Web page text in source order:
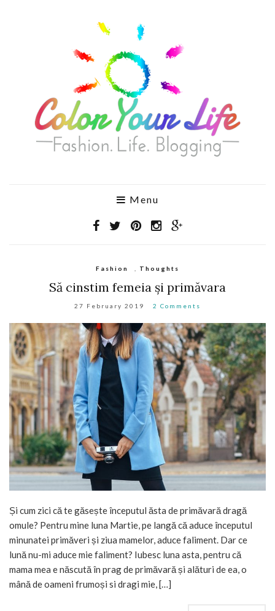
Menu
Fashion Thoughts
Să cinstim femeia și primăvara
27 February 2019 2 Comments
Și cum zici că te găsește începutul ăsta de primăvară dragă
omule? Pentru mine luna Martie, pe langă că aduce începutul
minunatei primăveri și ziua mamelor, aduce faliment. Dar ce
lună nu-mi aduce mie faliment? Iubesc luna asta, pentru că
mama mea e născută în prag de primăvară și alături de ea, o
mână de oameni frumoși si dragi mie, […]